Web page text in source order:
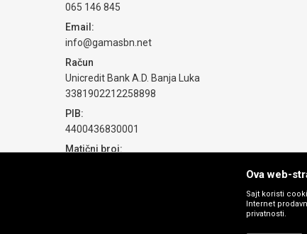
POŠALJI
065 146 845
Email:
info@gamasbn.net
Račun
Unicredit Bank A.D. Banja Luka
3381902212258898
PIB:
4400436830001
Matični broj:
Ova web-
Sajt koristi
Internet
privatnosti.